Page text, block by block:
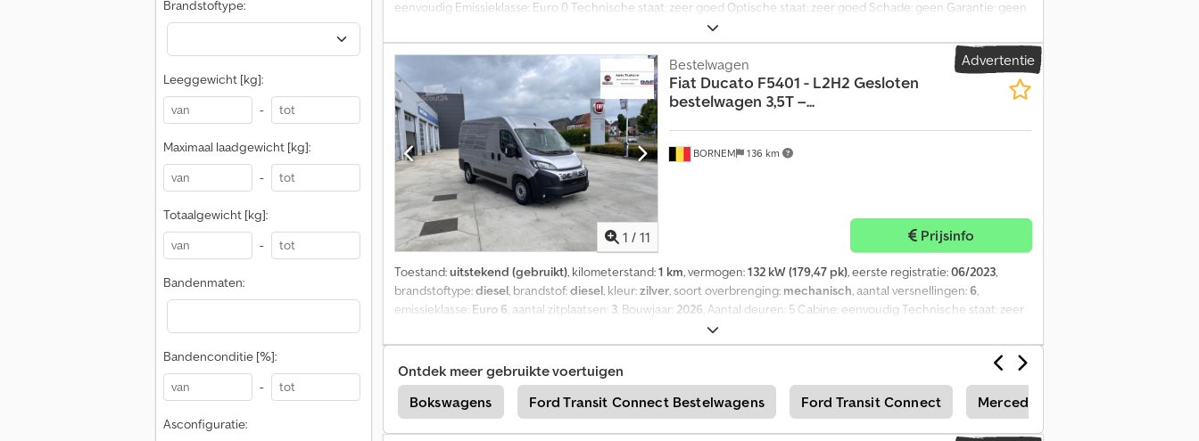
Brandstoftype:
Leeggewicht [kg]:
-
Maximaal laadgewicht [kg]:
-
Totaalgewicht [kg]:
-
Bandenmaten:
Bandenconditie [%]:
-
Asconfiguratie:
eenvoudig Emissieklasse: Euro 0 Technische staat: zeer goed Optische staat: zeer goed Schade: geen Garantie: geen
Omzetbelasting/verschilregeling: omzetbelasting aftrekbaar Chedpfx Abjzliu Ss Nea
Advertentie
1 / 11
BORNEM 136 km
Bestelwagen
Fiat Ducato F5401 - L2H2 Gesloten
bestelwagen 3,5T –...
Prijsinfo
Toestand:uitstekend (gebruikt), kilometerstand:1 km, vermogen:132 kW (179,47 pk), eerste registratie:06/2023,
brandstoftype:diesel, brandstof:diesel, kleur:zilver, soort overbrenging: mechanisch, aantal versnellingen:6,
emissieklasse: Euro 6, aantal zitplaatsen: 3, Bouwjaar: 2026, Aantal deuren: 5 Cabine: eenvoudig Technische staat: zeer
goed Optische staat: zeer goed Schade: geen Garantie: geen Chodpfx Abozlil Dj Nja Prijs: op aanvraag
Omzetbelasting/margeregeling: omzetbelasting is aftrekbaar
Ontdek meer gebruikte voertuigen
Bokswagens
Ford Transit Connect Bestelwagens Ford Transit Connect Mercedes-Benz Vito
Mercedes-Benz Vito Caravans/Campers